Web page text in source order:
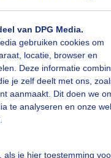
van DPG Media.
gebruiken cookies om
locatie, browser en
Deze informatie
je zelf deelt met ons,
aanmaakt. Dit doen we
te analyseren en onze
als je hier toestemming
het WEER